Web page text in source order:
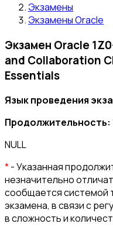
Экзамены
Экзамены Oracle
Экзамен Oracle
and Collaboration
Essentials
Язык проведения
Продолжительность:
NULL
*- Указанная
незначительно
сообщается системой
экзамена, в связи с
в сложность и